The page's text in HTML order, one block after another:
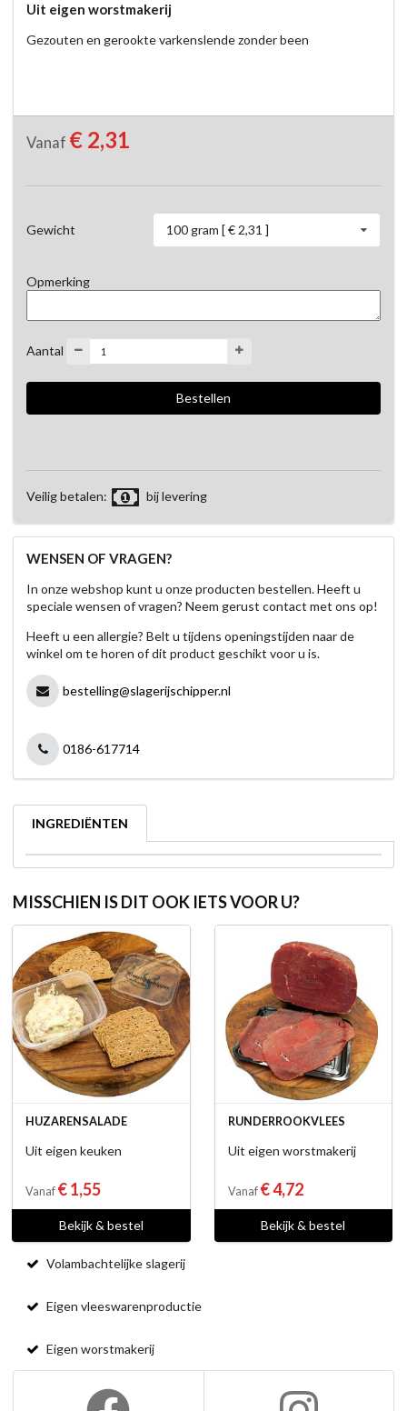
Uit eigen worstmakerij
Gezouten en gerookte varkenslende zonder been
Vanaf € 2,31
Gewicht 100 gram [ € 2,31 ]
Opmerking
Aantal
Veilig betalen: bij levering
WENSEN OF VRAGEN?
In onze webshop kunt u onze producten bestellen. Heeft u
speciale wensen of vragen? Neem gerust contact met ons op!
Heeft u een allergie? Belt u tijdens openingstijden naar de
winkel om te horen of dit product geschikt voor u is.
bestelling@slagerijschipper.nl
0186-617714
INGREDIËNTEN
MISSCHIEN IS DIT OOK IETS VOOR U?
HUZARENSALADE
Uit eigen keuken
Vanaf € 1,55
Bekijk & bestel
RUNDERROOKVLEES
Uit eigen worstmakerij
Vanaf € 4,72
Bekijk & bestel
Volambachtelijke slagerij
Eigen vleeswarenproductie
Eigen worstmakerij